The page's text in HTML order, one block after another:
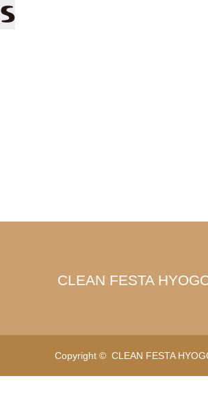
CLEAN FESTA
Copyright © CLEAN FESTA